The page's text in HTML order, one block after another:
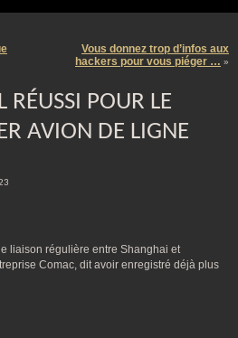
Vous donnez trop d’infos aux
hackers pour vous piéger … »
POUR LE
AVION DE LIGNE
liaison régulière entre Shanghai et
Comac, dit avoir enregistré déjà plus